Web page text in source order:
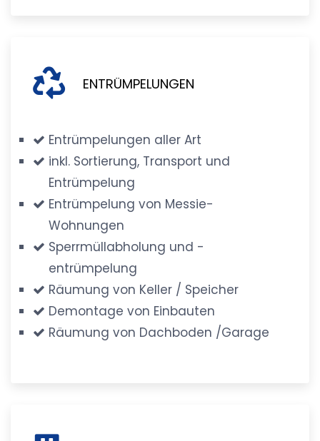
ENTRÜMPELUNGEN
Entrümpelungen aller Art
inkl. Sortierung, Transport und
Entrümpelung
Entrümpelung von Messie-
Wohnungen
Sperrmüllabholung und -
entrümpelung
Räumung von Keller / Speicher
Demontage von Einbauten
Räumung von Dachboden /Garage